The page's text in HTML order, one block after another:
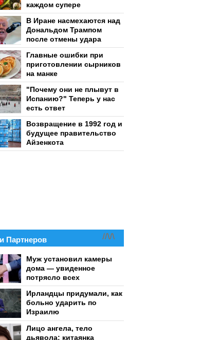
каждом супере
В Иране насмехаются над
Дональдом Трампом
после отмены удара
Главные ошибки при
приготовлении сырников
на манке
"Почему они не плывут в
Испанию?" Теперь у нас
есть ответ
Возвращение в 1992 год и
будущее правительство
Айзенкота